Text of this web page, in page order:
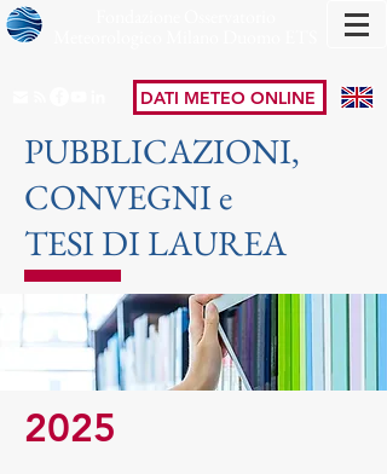
DATI METEO ONLINE
PUBBLICAZIONI,
CONVEGNI e
TESI DI LAUREA
2025